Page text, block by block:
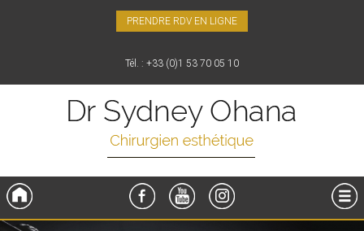
PRENDRE RDV EN LIGNE
Tél. : +33 (0)1 53 70 05 10